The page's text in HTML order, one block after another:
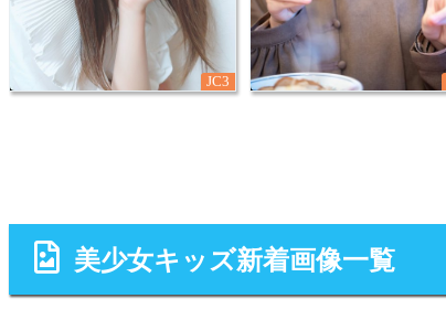
JC3
美少女キッズ新着画像一覧